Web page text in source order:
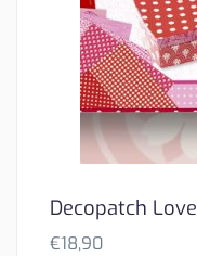
Decopatch Love
€18,90